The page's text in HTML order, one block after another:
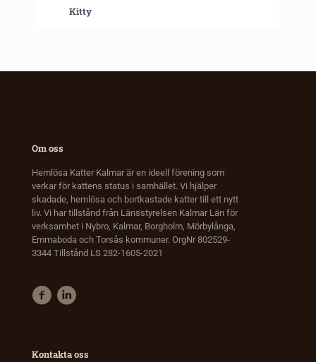
Kitty
Om oss
Hemlösa Katter Kalmar är en ideell förening som
verkar för kattens status i samhället. Vi hjälper
skadade, hemlösa och bortkastade katter till ett nytt
liv. Vi har tillstånd från Länsstyrelsen Kalmar Län för
verksamhet i Nybro, Kalmar, Borgholm, Mörbylånga,
Emmaboda och Torsås kommuner. OrgNr 802529-
3344 Tillstånd LS 282-1605-2021
Kontakta oss